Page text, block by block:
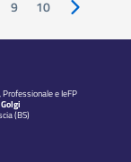
9 10 Pagina
e IeFP
(BS)